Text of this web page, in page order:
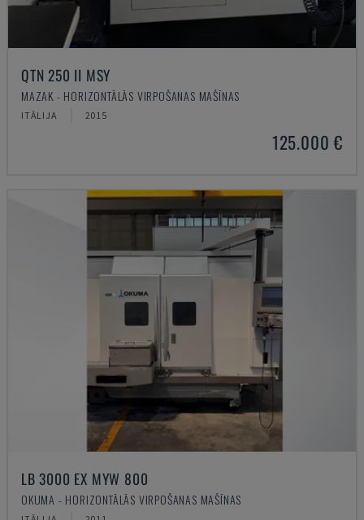
QTN 250 II MSY
MAZAK - HORIZONTĀLĀS VIRPOŠANAS MAŠĪNAS
ITĀLIJA 2015
125.000 €
LB 3000 EX MYW 800
OKUMA - HORIZONTĀLĀS VIRPOŠANAS MAŠĪNAS